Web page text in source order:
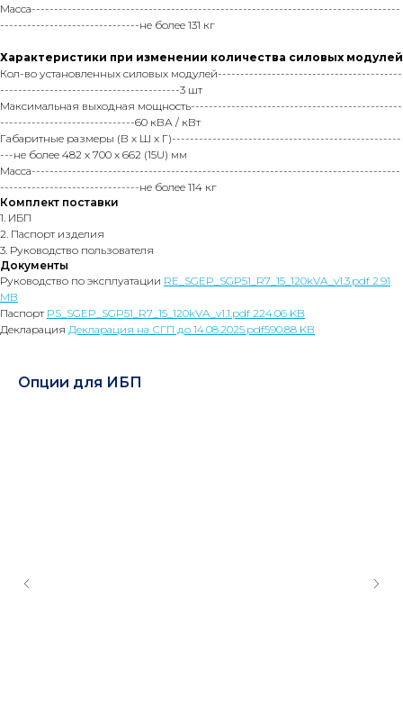
Масса----------------------------------------------------------------------------------
-------------------------------не более 131 кг
Характеристики при изменении количества силовых модулей
Кол-во установленных силовых модулей-----------------------------------------
----------------------------------------3 шт
Максимальная выходная мощность-----------------------------------------------
------------------------------60 кВА / кВт
Габаритные размеры (В х Ш х Г)---------------------------------------------------
---не более 482 х 700 х 662 (15U) мм
Масса----------------------------------------------------------------------------------
-------------------------------не более 114 кг
Комплект поставки
1. ИБП
2. Паспорт изделия
3. Руководство пользователя
Документы
Руководство по эксплуатации RE_SGEP_SGP51_R7_15_120kVA_v1.3.pdf 2.91
MB
Паспорт PS_SGEP_SGP51_R7_15_120kVA_v1.1.pdf 224.06 KB
Декларация Декларация на СГП до 14.08.2025.pdf590.88 KB
Опции для ИБП